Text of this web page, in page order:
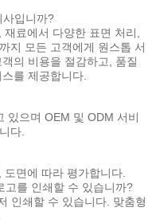
사입니까?
료에서 다양한 표면 처리,
지 모든 고객에게 원스톱 서
의 비용을 절감하고, 품질
를 제공합니다.
있으며 OEM 및 ODM 서비
다.
면에 따라 평가합니다.
고를 인쇄할 수 있습니까?
인쇄할 수 있습니다. 맞춤형